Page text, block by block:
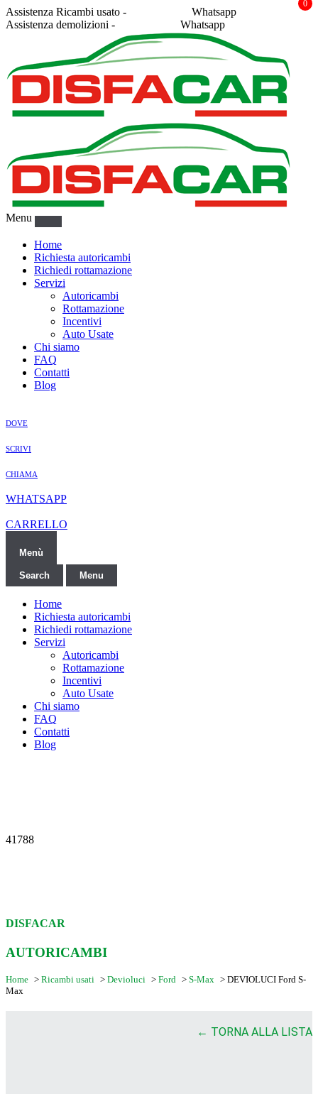
Assistenza Ricambi usato -
Whatsapp
Assistenza demolizioni -
Whatsapp
Menu
Home
Richiesta autoricambi
Richiedi rottamazione
Servizi
Autoricambi
Rottamazione
Incentivi
Auto Usate
Chi siamo
FAQ
Contatti
Blog
DOVE
SCRIVI
CHIAMA
WHATSAPP
0
CARRELLO
Menù
Search Menu
Home
Richiesta autoricambi
Richiedi rottamazione
Servizi
Autoricambi
Rottamazione
Incentivi
Auto Usate
Chi siamo
FAQ
Contatti
Blog
41788
DISFACAR
AUTORICAMBI
Home > Ricambi usati > Devioluci > Ford > S-Max > DEVIOLUCI Ford S-
Max
← TORNA ALLA LISTA